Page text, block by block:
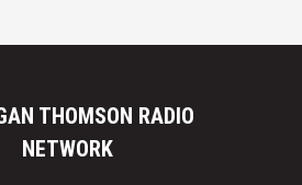
THOMSON RADIO
NETWORK